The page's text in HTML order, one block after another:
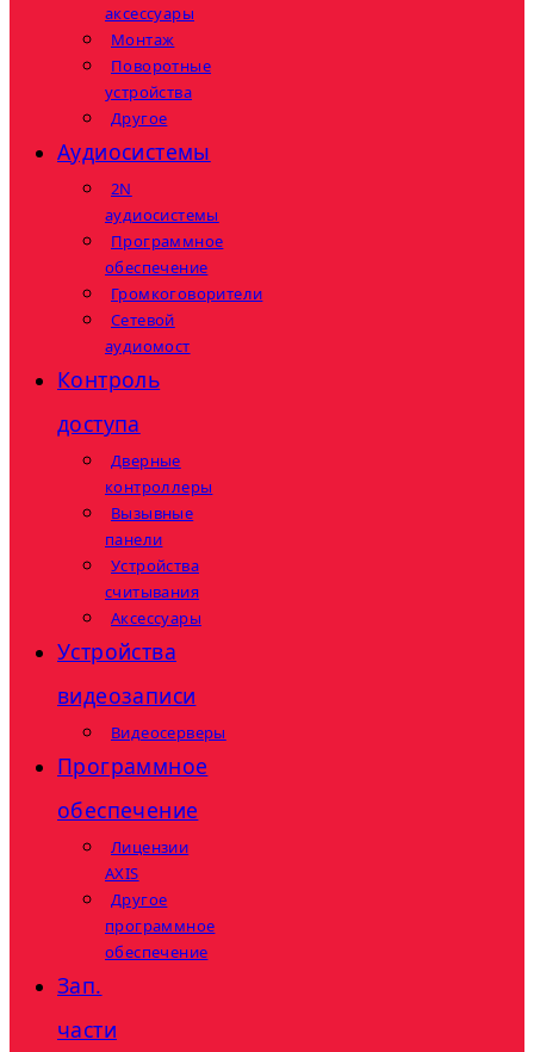
аксессуары
Монтаж
Поворотные
устройства
Другое
Аудиосистемы
2N
аудиосистемы
Программное
обеспечение
Громкоговорители
Сетевой
аудиомост
Контроль
доступа
Дверные
контроллеры
Вызывные
панели
Устройства
считывания
Аксессуары
Устройства
видеозаписи
Видеосерверы
Программное
обеспечение
Лицензии
AXIS
Другое
программное
обеспечение
Зап.
части